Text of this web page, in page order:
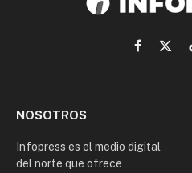
Facebook
X
NOSOTROS
Infopress es el medio digital
del norte que ofrece